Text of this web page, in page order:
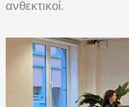
ανθεκτικοί.